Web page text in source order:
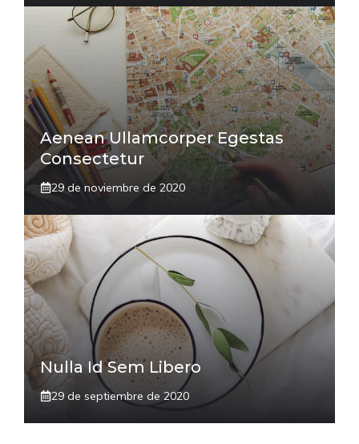
Aenean Ullamcorper Egestas
Consectetur
29 de noviembre de 2020
Nulla Id Sem Libero
29 de septiembre de 2020